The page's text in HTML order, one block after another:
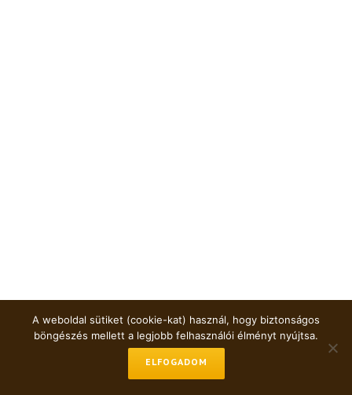
A weboldal sütiket (cookie-kat) használ, hogy biztonságos
böngészés mellett a legjobb felhasználói élményt nyújtsa.
ELFOGADOM